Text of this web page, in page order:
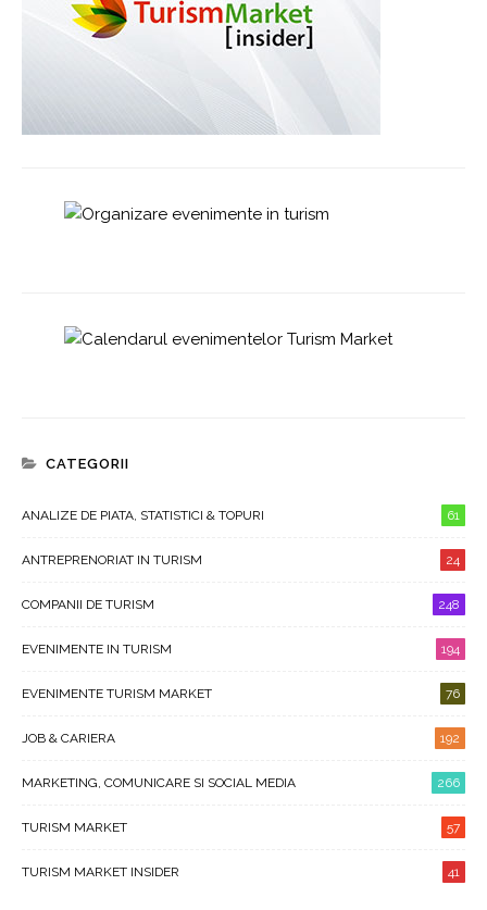
CATEGORII
ANALIZE DE PIATA, STATISTICI & TOPURI 61
ANTREPRENORIAT IN TURISM 24
COMPANII DE TURISM 248
EVENIMENTE IN TURISM 194
EVENIMENTE TURISM MARKET 76
JOB & CARIERA 192
MARKETING, COMUNICARE SI SOCIAL MEDIA 266
TURISM MARKET 57
TURISM MARKET INSIDER 41